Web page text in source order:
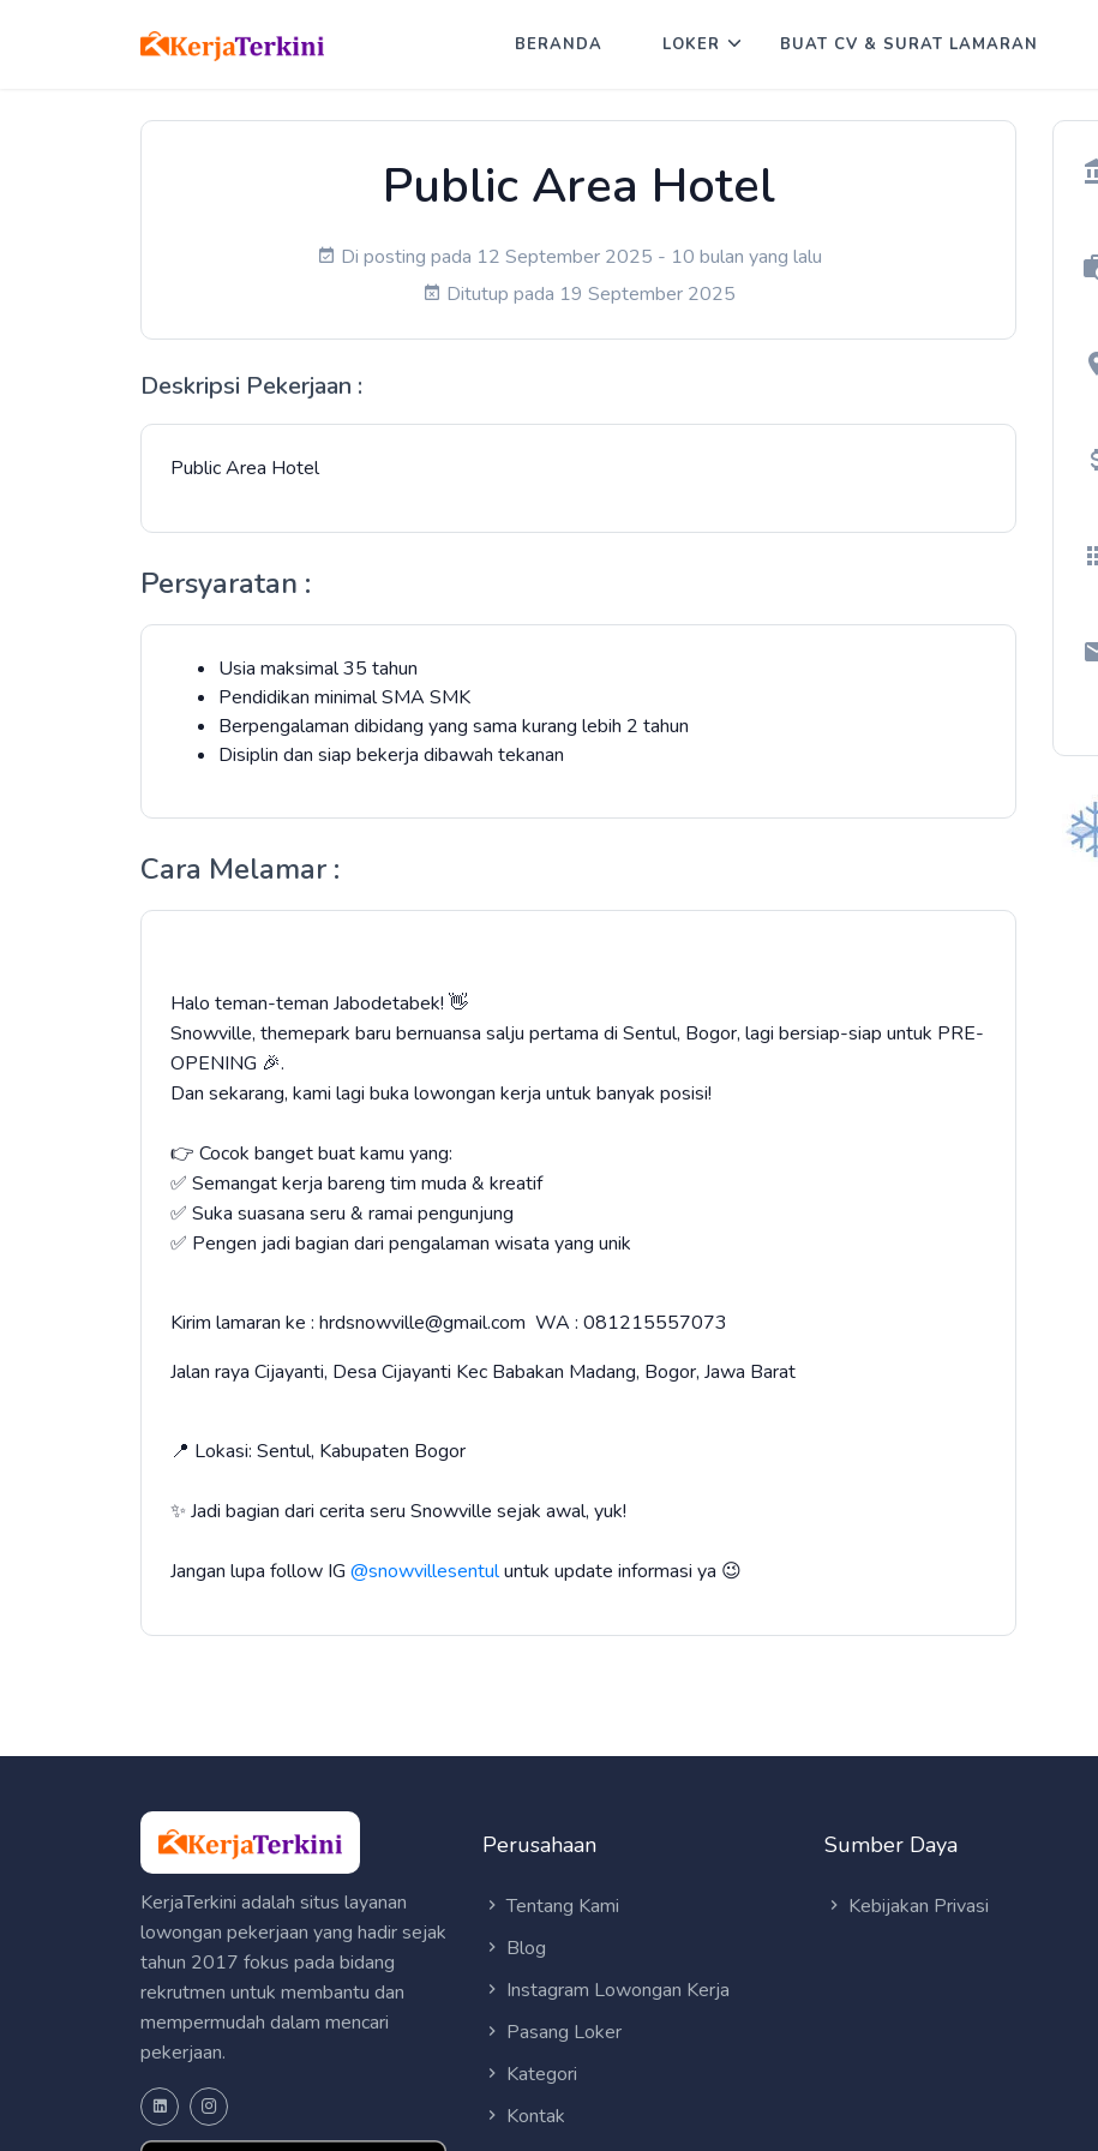
BERANDA LOKER BUAT CV & SURAT LAMARAN
Public Area Hotel
Di posting pada 12 September 2025 - 10 bulan yang lalu
Ditutup pada 19 September 2025
Deskripsi Pekerjaan :
Public Area Hotel
Persyaratan :
Usia maksimal 35 tahun
Pendidikan minimal SMA SMK
Berpengalaman dibidang yang sama kurang lebih 2 tahun
Disiplin dan siap bekerja dibawah tekanan
Cara Melamar :
Halo teman-teman Jabodetabek! 👋
Snowville, themepark baru bernuansa salju pertama di Sentul, Bogor, lagi bersiap-siap untuk PRE-
OPENING 🎉.
Dan sekarang, kami lagi buka lowongan kerja untuk banyak posisi!
👉 Cocok banget buat kamu yang:
✅ Semangat kerja bareng tim muda & kreatif
✅ Suka suasana seru & ramai pengunjung
✅ Pengen jadi bagian dari pengalaman wisata yang unik
Kirim lamaran ke : hrdsnowville@gmail.com WA : 081215557073
Jalan raya Cijayanti, Desa Cijayanti Kec Babakan Madang, Bogor, Jawa Barat
📍 Lokasi: Sentul, Kabupaten Bogor
✨ Jadi bagian dari cerita seru Snowville sejak awal, yuk!
Jangan lupa follow IG @snowvillesentuluntuk update informasi ya 😉
KerjaTerkini adalah situs layanan
lowongan pekerjaan yang hadir sejak
tahun 2017 fokus pada bidang
rekrutmen untuk membantu dan
mempermudah dalam mencari
pekerjaan.
Perusahaan
Tentang Kami
Blog
Instagram Lowongan Kerja
Pasang Loker
Kategori
Kontak
Sumber Daya
Kebijakan Privasi